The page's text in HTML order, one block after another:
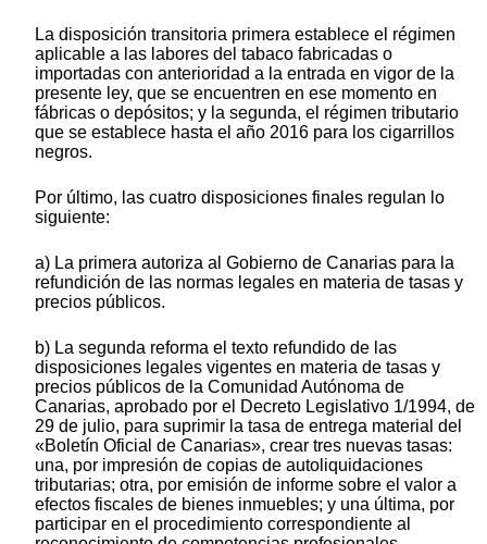
La disposición transitoria primera establece el régimen
aplicable a las labores del tabaco fabricadas o
importadas con anterioridad a la entrada en vigor de la
presente ley, que se encuentren en ese momento en
fábricas o depósitos; y la segunda, el régimen tributario
que se establece hasta el año 2016 para los cigarrillos
negros.
Por último, las cuatro disposiciones finales regulan lo
siguiente:
a) La primera autoriza al Gobierno de Canarias para la
refundición de las normas legales en materia de tasas y
precios públicos.
b) La segunda reforma el texto refundido de las
disposiciones legales vigentes en materia de tasas y
precios públicos de la Comunidad Autónoma de
Canarias, aprobado por el Decreto Legislativo 1/1994, de
29 de julio, para suprimir la tasa de entrega material del
«Boletín Oficial de Canarias», crear tres nuevas tasas:
una, por impresión de copias de autoliquidaciones
tributarias; otra, por emisión de informe sobre el valor a
efectos fiscales de bienes inmuebles; y una última, por
participar en el procedimiento correspondiente al